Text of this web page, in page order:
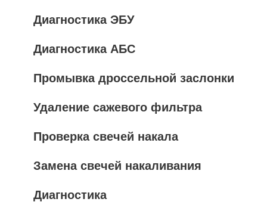
Диагностика ЭБУ
Диагностика АБС
Промывка дроссельной заслонки
Удаление сажевого фильтра
Проверка свечей накала
Замена свечей накаливания
Диагностика